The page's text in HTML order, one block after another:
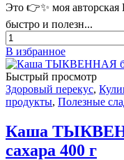
Это 👉✨ моя
быстро и полезн...
Количество
товара
Тыквенная
каша
без
глютена
сахара
150
г
В избранное
Быстрый просмотр
Здоровый перекус,
продукты, Полезные
Каша
сахара 400 г